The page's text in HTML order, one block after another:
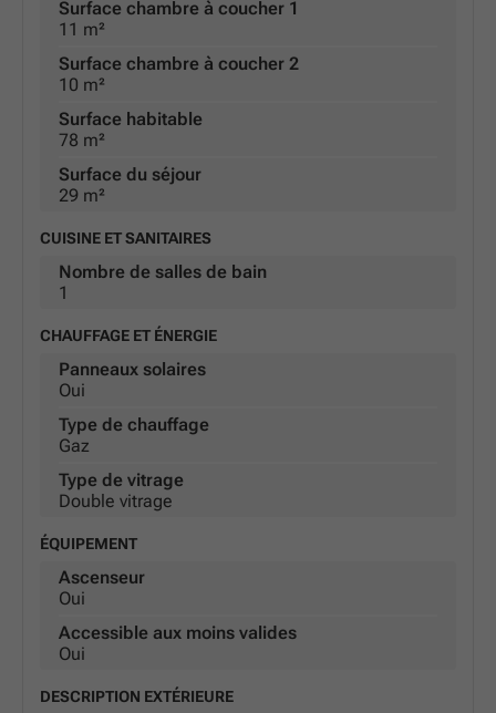
Surface chambre à coucher 1
11 m²
Surface chambre à coucher 2
10 m²
Surface habitable
78 m²
Surface du séjour
29 m²
CUISINE ET SANITAIRES
Nombre de salles de bain
1
CHAUFFAGE ET ÉNERGIE
Panneaux solaires
Oui
Type de chauffage
Gaz
Type de vitrage
Double vitrage
ÉQUIPEMENT
Ascenseur
Oui
Accessible aux moins valides
Oui
DESCRIPTION EXTÉRIEURE